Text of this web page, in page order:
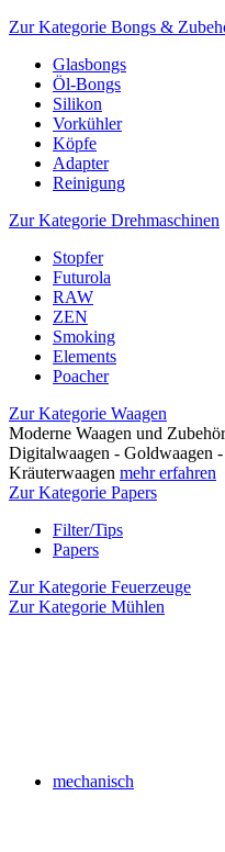
Zur Kategorie Bongs &
Glasbongs
Öl-Bongs
Silikon
Vorkühler
Köpfe
Adapter
Reinigung
Zur Kategorie Drehmaschinen
Stopfer
Futurola
RAW
ZEN
Smoking
Elements
Poacher
Zur Kategorie Waagen
Moderne Waagen und Zubehör
Digitalwaagen - Goldwaagen
Kräuterwaagen mehr erfahren
Zur Kategorie Papers
Filter/Tips
Papers
Zur Kategorie Feuerzeuge
Zur Kategorie Mühlen
mechanisch